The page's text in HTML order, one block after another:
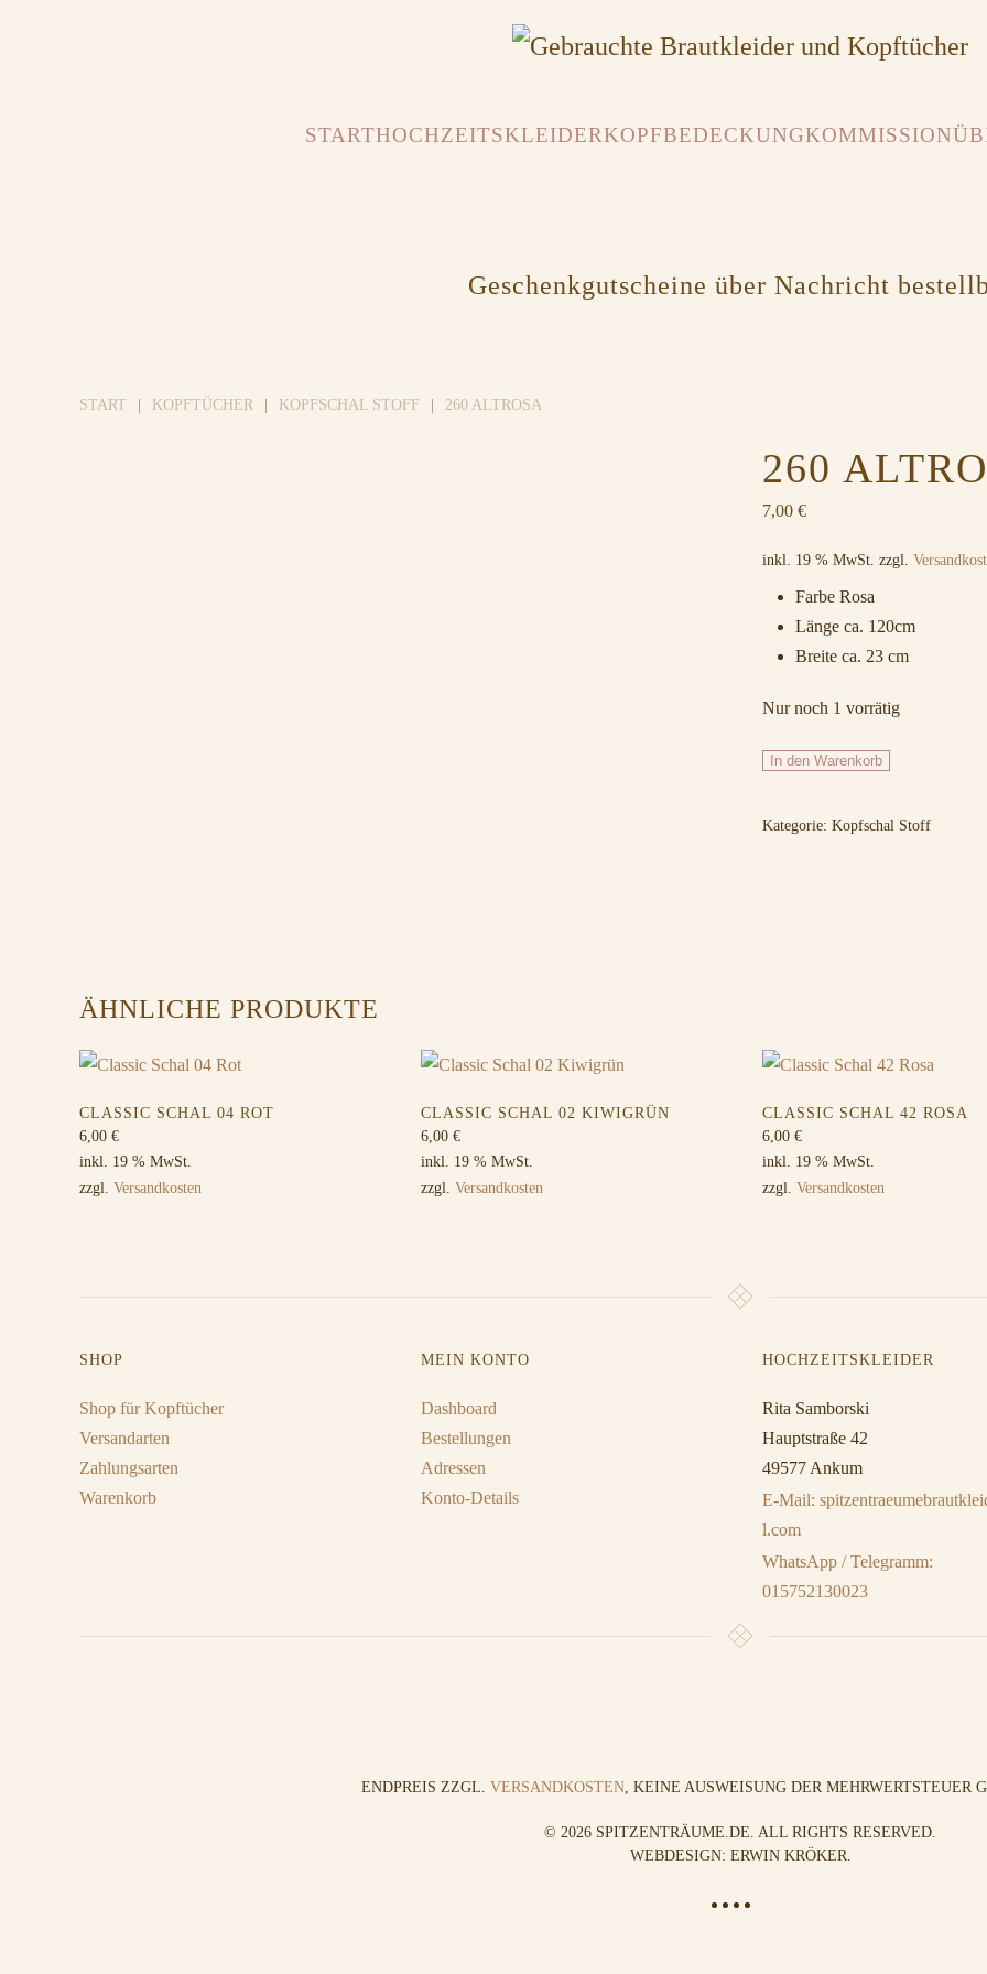
STARTHOCHZEITSKLEIDERKOPFBEDECKUNGKOMMISSION
Geschenkgutscheine über Nachricht
START KOPFTÜCHER KOPFSCHAL STOFF 260 ALTROSA
260
7,00 €
inkl. 19 % MwSt. zzgl.
Farbe Rosa
Länge ca. 120cm
Breite ca. 23 cm
Nur noch 1 vorrätig
260
Menge
In den Warenkorb
Kategorie: Kopfschal Stoff
ÄHNLICHE PRODUKTE
CLASSIC SCHAL 04 ROT
6,00 €
inkl. 19 % MwSt.
zzgl. Versandkosten
CLASSIC SCHAL 02 KIWIGRÜN
6,00 €
inkl. 19 % MwSt.
zzgl. Versandkosten
CLASSIC SCHAL 42 ROSA
6,00 €
inkl. 19 % MwSt.
zzgl. Versandkosten
SHOP
Shop für Kopftücher
Versandarten
Zahlungsarten
Warenkorb
MEIN KONTO
Dashboard
Bestellungen
Adressen
Konto-Details
HOCHZEITSKLEIDER
Rita Samborski
Hauptstraße 42
49577 Ankum
E-Mail:
l.com
WhatsApp / Telegramm:
015752130023
ENDPREIS ZZGL. VERSANDKOSTEN, KEINE AUSWEISUNG DER MEHRWERTSTEUER
© 2026 SPITZENTRÄUME.DE. ALL RIGHTS RESERVED.
WEBDESIGN: ERWIN KRÖKER